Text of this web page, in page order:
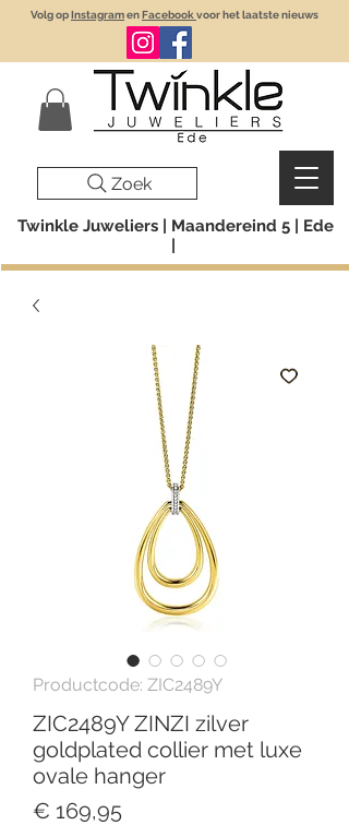
Twinkle Juweliers | Maandereind 5 | Ede
Volg opInstagramenFacebook voor het laatste nieuws
Zoek
Productcode: ZIC2489Y
ZIC2489Y ZINZI zilver
goldplated collier met luxe
ovale hanger
€ 169,95Prijs